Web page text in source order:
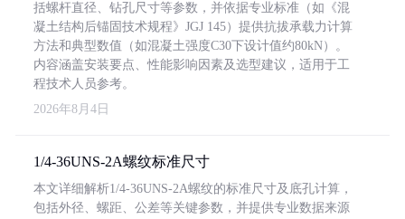
括螺杆直径、钻孔尺寸等参数，并依据专业标准（如《混
凝土结构后锚固技术规程》JGJ 145）提供抗拔承载力计算
方法和典型数值（如混凝土强度C30下设计值约80kN）。
内容涵盖安装要点、性能影响因素及选型建议，适用于工
程技术人员参考。
2026年8月4日
1/4-36UNS-2A螺纹标准尺寸
本文详细解析1/4-36UNS-2A螺纹的标准尺寸及底孔计算，
包括外径、螺距、公差等关键参数，并提供专业数据来源